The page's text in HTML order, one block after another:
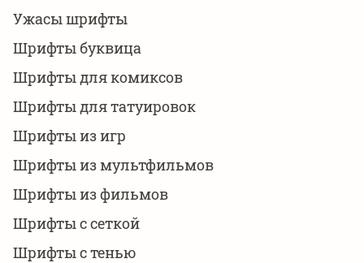
Ужасы шрифты
Шрифты буквица
Шрифты для комиксов
Шрифты для татуировок
Шрифты из игр
Шрифты из мультфильмов
Шрифты из фильмов
Шрифты с сеткой
Шрифты с тенью